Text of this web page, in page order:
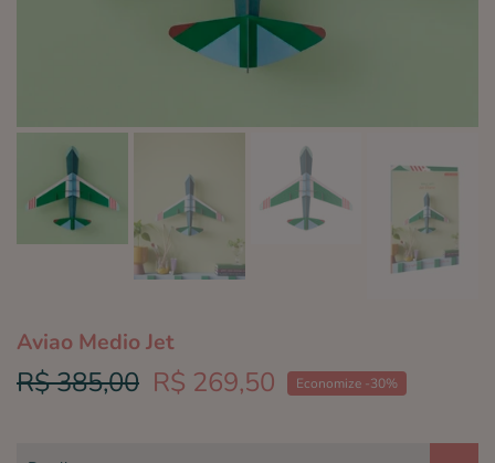
Aviao Medio Jet
R$ 385,00 R$ 269,50 Economize -30%